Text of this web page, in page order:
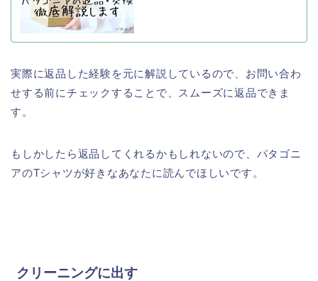
実際に返品した経験を元に解説しているので、お問い合わ
せする前にチェックすることで、スムーズに返品できま
す。
もしかしたら返品してくれるかもしれないので、パタゴニ
アのTシャツが好きなあなたに読んでほしいです。
クリーニングに出す